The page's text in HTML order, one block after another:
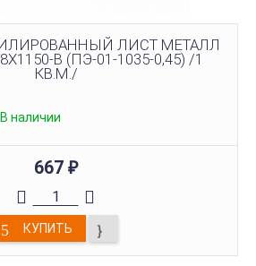
ЛИСТ МЕТАЛЛ
B (ПЭ-01-1035-0,45) /1
КВ.М./
В наличии
667 ₽
КУПИТЬ